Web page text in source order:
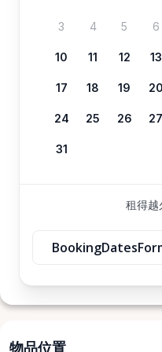
3 4 5 6
10 11 12 13
17 18 19 20
24 25 26 27
31
租得越
物品位置